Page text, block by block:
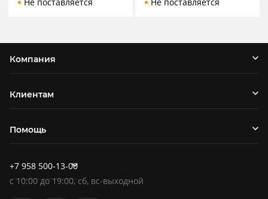
Не поставляется
Не поставляется
Компания
Клиентам
Помощь
+7 958 500-13-00
c10:00до19:00, сб, вс-выходной